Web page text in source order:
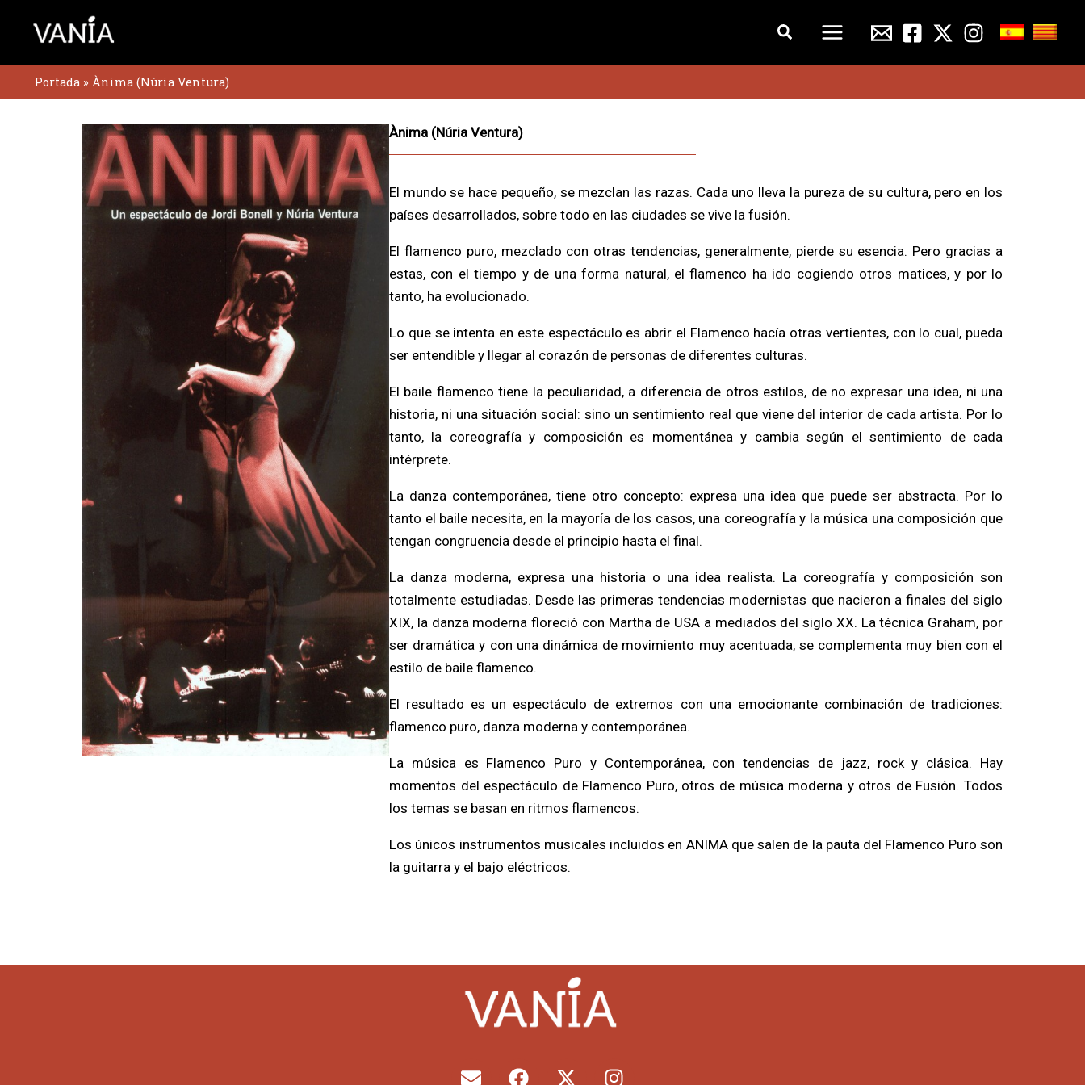
Buscar
Portada » Ànima (Núria Ventura)
Ànima (Núria Ventura)
El mundo se hace pequeño, se mezclan las razas. Cada uno lleva la pureza de su cultura, pero en los
países desarrollados, sobre todo en las ciudades se vive la fusión.
El flamenco puro, mezclado con otras tendencias, generalmente, pierde su esencia. Pero gracias a
estas, con el tiempo y de una forma natural, el flamenco ha ido cogiendo otros matices, y por lo
tanto, ha evolucionado.
Lo que se intenta en este espectáculo es abrir el Flamenco hacía otras vertientes, con lo cual, pueda
ser entendible y llegar al corazón de personas de diferentes culturas.
El baile flamenco tiene la peculiaridad, a diferencia de otros estilos, de no expresar una idea, ni una
historia, ni una situación social: sino un sentimiento real que viene del interior de cada artista. Por lo
tanto, la coreografía y composición es momentánea y cambia según el sentimiento de cada
intérprete.
La danza contemporánea, tiene otro concepto: expresa una idea que puede ser abstracta. Por lo
tanto el baile necesita, en la mayoría de los casos, una coreografía y la música una composición que
tengan congruencia desde el principio hasta el final.
La danza moderna, expresa una historia o una idea realista. La coreografía y composición son
totalmente estudiadas. Desde las primeras tendencias modernistas que nacieron a finales del siglo
XIX, la danza moderna floreció con Martha de USA a mediados del siglo XX. La técnica Graham, por
ser dramática y con una dinámica de movimiento muy acentuada, se complementa muy bien con el
estilo de baile flamenco.
El resultado es un espectáculo de extremos con una emocionante combinación de tradiciones:
flamenco puro, danza moderna y contemporánea.
La música es Flamenco Puro y Contemporánea, con tendencias de jazz, rock y clásica. Hay
momentos del espectáculo de Flamenco Puro, otros de música moderna y otros de Fusión. Todos
los temas se basan en ritmos flamencos.
Los únicos instrumentos musicales incluidos en ANIMA que salen de la pauta del Flamenco Puro son
la guitarra y el bajo eléctricos.
E
F
X
I